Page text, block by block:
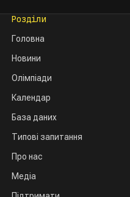
Розділи
Головна
Новини
Олімпіади
Календар
База даних
Типові запитання
Про нас
Медіа